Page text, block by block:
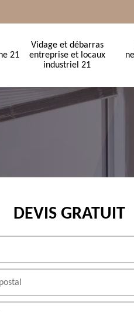
21
Vidage et débarras
entreprise et locaux
industriel 21
DEVIS GRATUIT